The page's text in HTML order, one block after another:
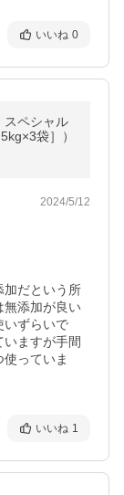
いいね 0
［2.5kg×3袋］）
2024/5/12
加だという所
無添加が良い
いずらいで
ますが手間
っていま
いいね 1